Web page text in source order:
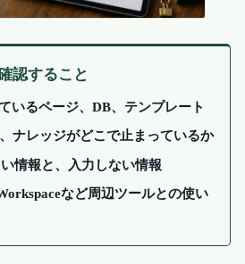
認すること
いるページ、DB、テンプレート
ナレッジがどこで止まっているか
情報と、入力しない情報
など周辺ツールとの使い